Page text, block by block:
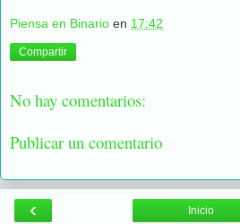
Piensa en Binario en 17:42
Compartir
No hay comentarios:
Publicar un comentario
‹ Inicio